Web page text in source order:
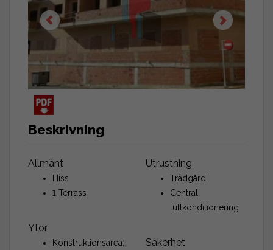
Beskrivning
Allmänt
Hiss
1 Terrass
Ytor
Konstruktionsarea:
Utrustning
Trädgård
Central
luftkonditionering
Säkerhet